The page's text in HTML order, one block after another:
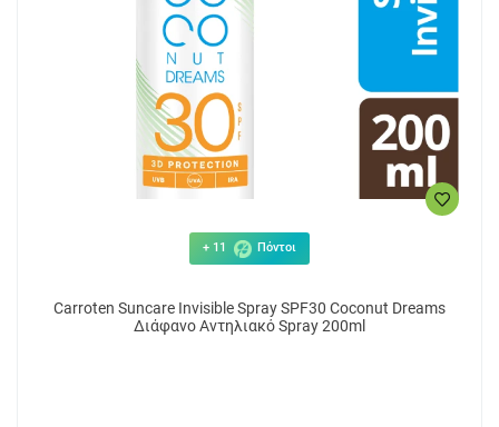
+ 11 Πόντοι
Carroten Suncare Invisible Spray SPF30 Coconut Dreams
Διάφανο Αντηλιακό Spray 200ml